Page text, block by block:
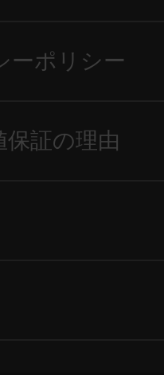
ーポリシー
保証の理由